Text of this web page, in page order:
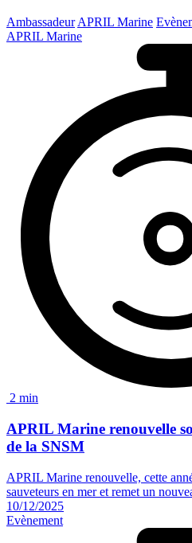
Ambassadeur APRIL Marine
APRIL Marine
2 min
APRIL Marine renouvelle
de la SNSM
APRIL Marine renouvelle, cette
sauveteurs en mer et remet un
10/12/2025
Evènement